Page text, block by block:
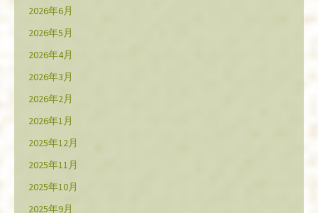
2026年6月
2026年5月
2026年4月
2026年3月
2026年2月
2026年1月
2025年12月
2025年11月
2025年10月
2025年9月